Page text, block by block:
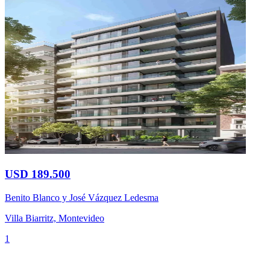
USD 189.500
Benito Blanco y José Vázquez Ledesma
Villa Biarritz, Montevideo
1